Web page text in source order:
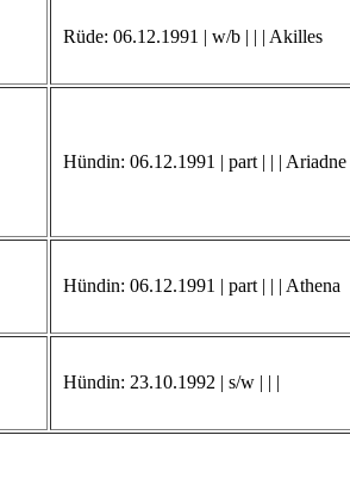
Rüde: 06.12.1991 | w/b | | | Akilles
Hündin: 06.12.1991 | part | | | Ariadne
Hündin: 06.12.1991 | part | | | Athena
Hündin: 23.10.1992 | s/w | | |